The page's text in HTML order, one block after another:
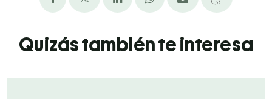
Quizás también te interesa